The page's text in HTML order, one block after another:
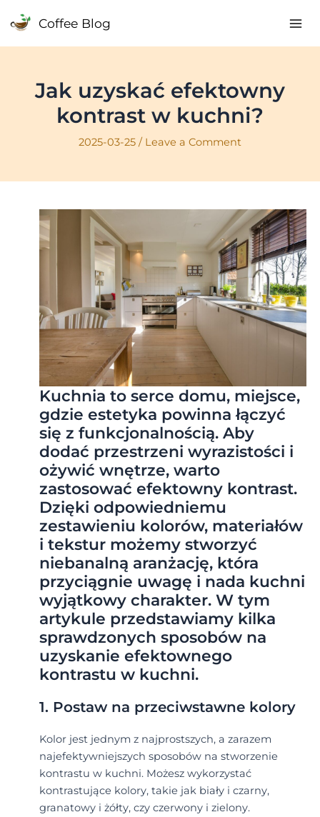
Coffee Blog
Jak uzyskać efektowny
kontrast w kuchni?
2025-03-25 / Leave a Comment
Kuchnia to serce domu, miejsce,
gdzie estetyka powinna łączyć
się z funkcjonalnością. Aby
dodać przestrzeni wyrazistości i
ożywić wnętrze, warto
zastosować efektowny kontrast.
Dzięki odpowiedniemu
zestawieniu kolorów, materiałów
i tekstur możemy stworzyć
niebanalną aranżację, która
przyciągnie uwagę i nada kuchni
wyjątkowy charakter. W tym
artykule przedstawiamy kilka
sprawdzonych sposobów na
uzyskanie efektownego
kontrastu w kuchni.
1. Postaw na przeciwstawne kolory
Kolor jest jednym z najprostszych, a zarazem
najefektywniejszych sposobów na stworzenie
kontrastu w kuchni. Możesz wykorzystać
kontrastujące kolory, takie jak biały i czarny,
granatowy i żółty, czy czerwony i zielony.